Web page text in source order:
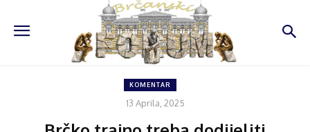
KOMENTAR
13 Aprila, 2025